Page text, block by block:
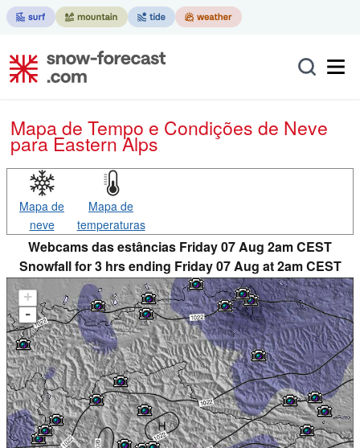
Mapa de Tempo e Condições de Neve
para Eastern Alps
Mapa de
neve
Mapa de
temperaturas
Webcams das estâncias Friday 07 Aug 2am CEST
Snowfall for 3 hrs ending Friday 07 Aug at 2am CEST
+
-